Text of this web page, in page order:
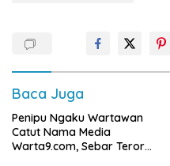
Baca Juga
Penipu Ngaku Wartawan
Catut Nama Media
Warta9.com, Sebar Teror